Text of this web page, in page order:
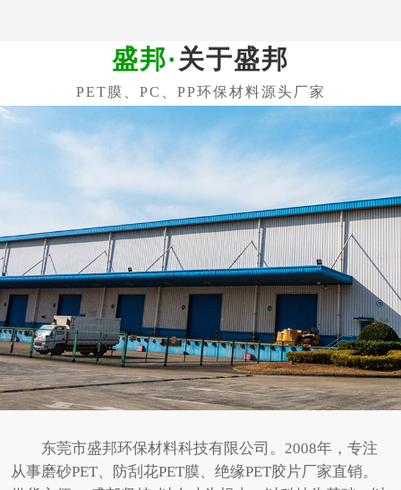
关于盛邦
东莞市盛邦环保材料科技有限公司。2008年，专注
从事磨砂PET、防刮花PET膜、绝缘PET胶片厂家直销。